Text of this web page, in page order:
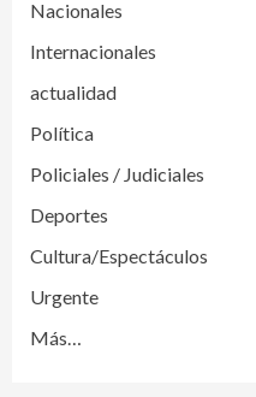
Nacionales
Internacionales
actualidad
Política
Policiales / Judiciales
Deportes
Cultura/Espectáculos
Urgente
Más…